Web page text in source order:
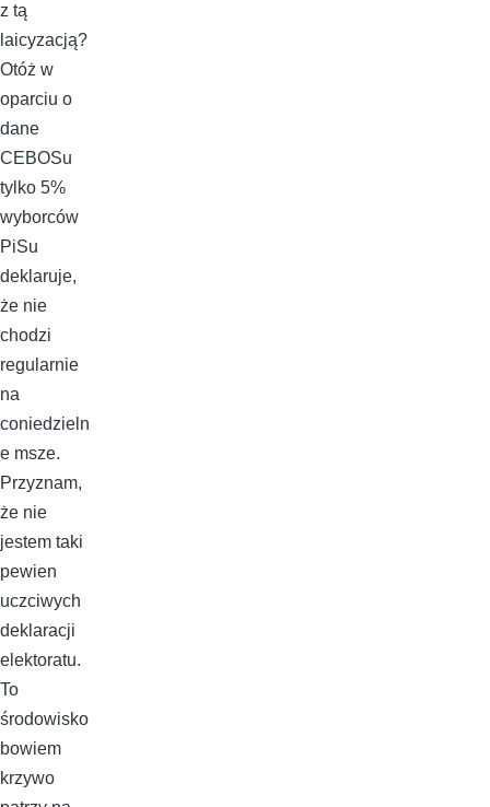
z tą
laicyzacją?
Otóż w
oparciu o
dane
CEBOSu
tylko 5%
wyborców
PiSu
deklaruje,
że nie
chodzi
regularnie
na
coniedzieln
e msze.
Przyznam,
że nie
jestem taki
pewien
uczciwych
deklaracji
elektoratu.
To
środowisko
bowiem
krzywo